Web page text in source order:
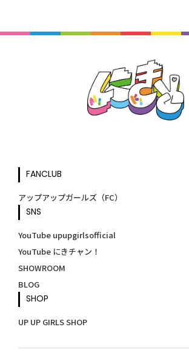
FANCLUB
アップアップガールズ（FC）
SNS
YouTube upupgirlsofficial
YouTube にきチャン！
SHOWROOM
BLOG
SHOP
UP UP GIRLS SHOP